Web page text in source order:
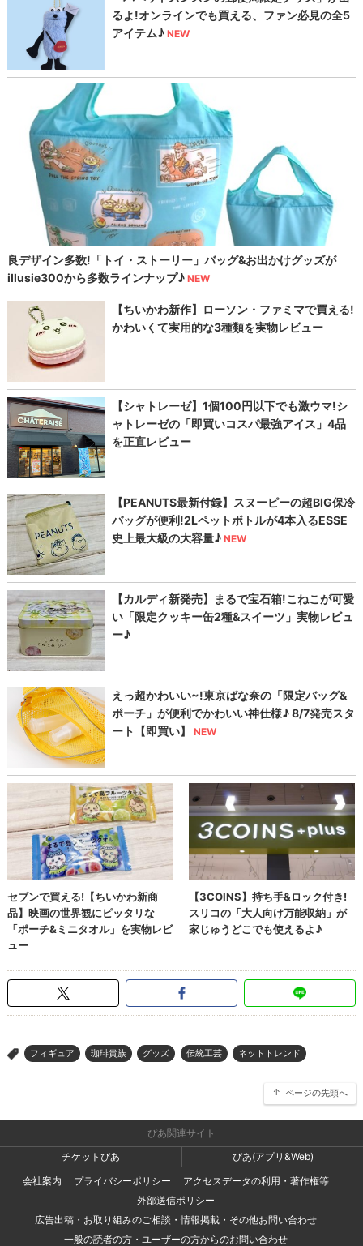
> フィギュア 珈琲貴族 グッズ 伝統工芸 ネットトレンド
ページの先頭へ
ぴあ関連サイト
チケットぴあ
ぴあ(アプリ&Web)
会社案内
プライバシーポリシー
アクセスデータの利用・著作権等
外部送信ポリシー
広告出稿・お取り組みのご相談・情報掲載・その他お問い合わせ
一般の読者の方・ユーザーの方からのお問い合わせ